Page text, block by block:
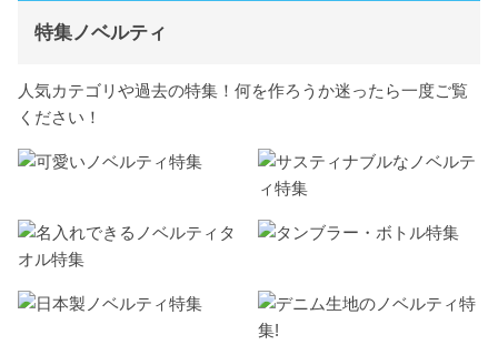
特集ノベルティ
人気カテゴリや過去の特集！何を作ろうか迷ったら一度ご覧
ください！